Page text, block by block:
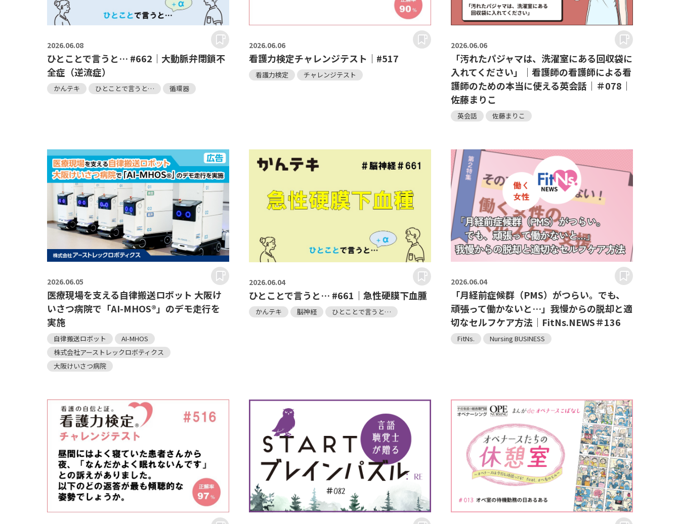
2026.06.08
ひとことで言うと… #662｜大動脈弁閉鎖不
全症（逆流症）
かんテキ ひとことで言うと… 循環器
2026.06.06
看護力検定チャレンジテスト｜#517
看護力検定 チャレンジテスト
2026.06.06
「汚れたパジャマは、洗濯室にある回収袋に
入れてください」｜看護師の看護師による看
護師のための本当に使える英会話｜＃078｜
佐藤まりこ
英会話 佐藤まりこ
2026.06.05
医療現場を支える自律搬送ロボット 大阪け
いさつ病院で「AI-MHOS®」のデモ走行を
実施
自律搬送ロボット
AI-MHOS
株式会社アーストレックロボティクス
大阪けいさつ病院
2026.06.04
ひとことで言うと… #661｜急性硬膜下血腫
かんテキ 脳神経 ひとことで言うと…
2026.06.04
「月経前症候群（PMS）がつらい。でも、
頑張って働かないと…」我慢からの脱却と適
切なセルフケア方法｜FitNs.NEWS＃136
FitNs. Nursing BUSINESS